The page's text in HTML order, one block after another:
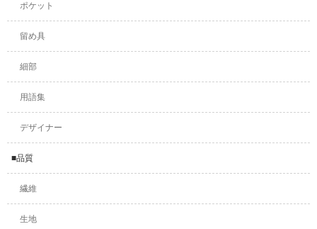
ポケット
留め具
細部
用語集
デザイナー
■品質
繊維
生地